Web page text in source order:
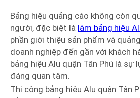
Bảng hiệu quảng cáo không còn
người, đặc biệt là làm bảng hiệu
phần giới thiệu sản phẩm và
doanh nghiệp đến gần với khách
bảng hiệu Alu quận Tân Phú là sự
đáng quan tâm.
Thi công bảng hiệu Alu quận Tân